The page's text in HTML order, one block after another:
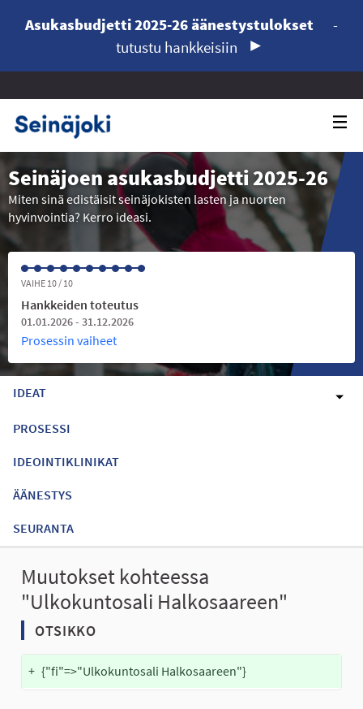
Asukasbudjetti 2025-26 äänestystulokset
-
tutustu hankkeisiin
Seinäjoen asukasbudjetti 2025-26
Miten sinä edistäisit seinäjokisten lasten ja nuorten
hyvinvointia? Kerro ideasi.
VAIHE 10 / 10
Hankkeiden toteutus
01.01.2026 - 31.12.2026
Prosessin vaiheet
IDEAT
PROSESSI
IDEOINTIKLINIKAT
ÄÄNESTYS
SEURANTA
Muutokset kohteessa
"Ulkokuntosali Halkosaareen"
OTSIKKO
+ {"fi"=>"Ulkokuntosali Halkosaareen"}